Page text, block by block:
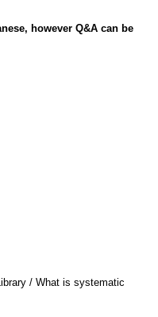
however Q&A can be
/ What is systematic